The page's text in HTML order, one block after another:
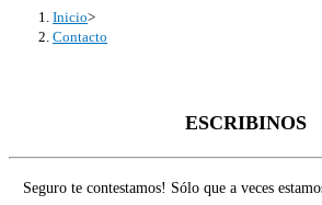
Inicio>
Contacto
ESCRIBINOS
Seguro te contestamos! Sólo que a veces